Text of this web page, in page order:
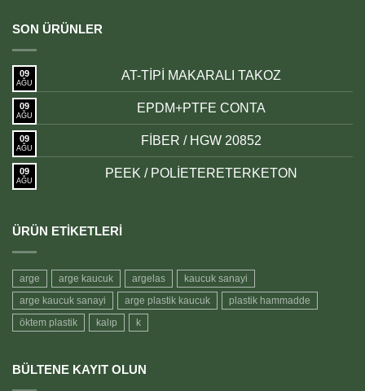
SON ÜRÜNLER
09
AĞU
AT-TİPİ MAKARALI TAKOZ
09
AĞU
EPDM+PTFE CONTA
09
AĞU
FİBER / HGW 20852
09
AĞU
PEEK / POLİETERETERKETON
ÜRÜN ETIKETLERI
arge arge kaucuk argelas
kaucuk sanayi
arge kaucuk sanayi
arge plastik kaucuk
plastik hammadde
öktem plastik
kalıp k
BÜLTENE KAYIT OLUN